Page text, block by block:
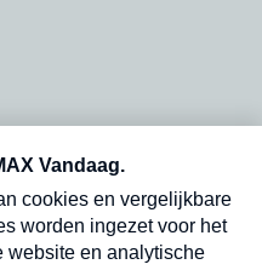
dinsdagochtend in
Verzend